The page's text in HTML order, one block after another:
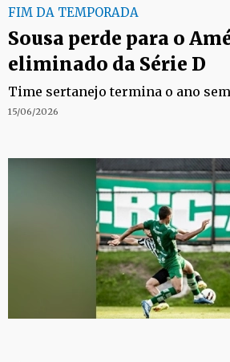
FIM DA TEMPORADA
Sousa perde para o
eliminado da Série D
Time sertanejo termina o ano
15/06/2026